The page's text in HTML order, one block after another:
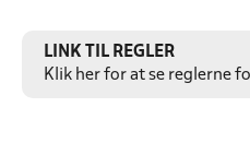
LINK TIL REGLER
Klik her for at se reglerne